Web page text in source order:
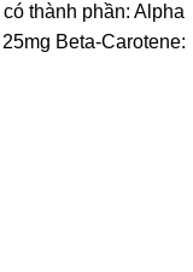
thành phần: Alpha
Beta-Carotene: